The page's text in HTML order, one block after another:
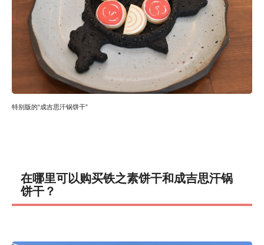
特别版的“成吉思汗锅饼干”
在哪里可以购买铁之素饼干和成吉思汗锅
饼干？